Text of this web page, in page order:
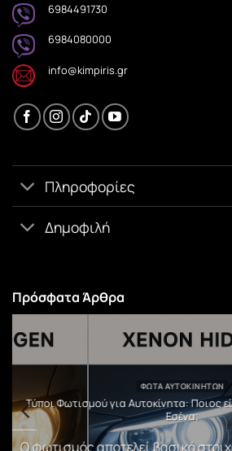
6984491730
6984080000
info@kimpiris.gr
Πληροφορίες
Δημοφιλή
Πρόσφατα Άρθρα
ΦΏΤΑ ΑΥΤΟΚΙΝΉΤΩΝ
Τύποι Φωτισμού για Αυτοκίνητα: Ποιος
Εσένα;
Ο φωτισμός αποτελεί βασικό